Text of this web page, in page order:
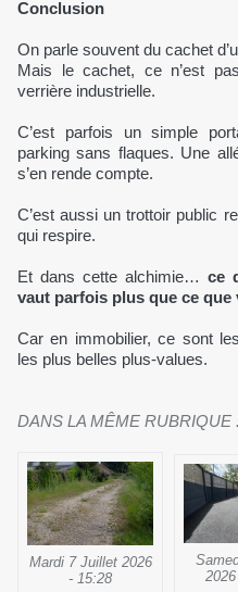
Conclusion
On parle souvent du cachet
Mais le cachet, ce n’est
verrière industrielle.
C’est parfois un simple
parking sans flaques. Une
s’en rende compte.
C’est aussi un trottoir public
qui respire.
Et dans cette alchimie… ce
vaut parfois plus que ce que
Car en immobilier, ce sont
les plus belles plus-values.
DANS LA MÊME RUBRIQUE
Mardi 7 Juillet 2026
- 15:28